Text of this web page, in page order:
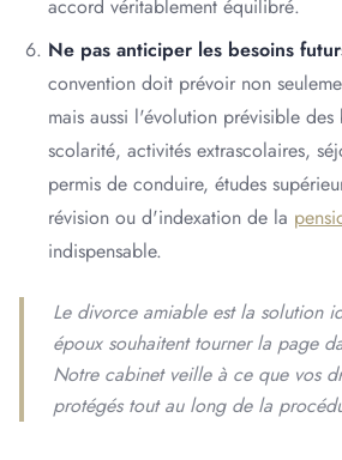
accord véritablement équilibré.
Ne pas anticiper les besoins
convention doit prévoir non
mais aussi l'évolution prévisible
scolarité, activités extrascolaires,
permis de conduire, études
révision ou d'indexation de la
indispensable.
Le divorce amiable est la solution
époux souhaitent tourner la page
Notre cabinet veille à ce que vos
protégés tout au long de la